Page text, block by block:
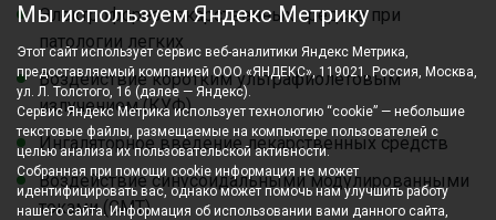
Электрофорез лекарственных средств при
патологии легких
Воздействие коротким ультрафиолетовым
излучением (КУФ)
Ингаляторное введение лекарственных средств
Воздействие синусоидальными модулированными
токами (СМТ)
Мы используем Яндекс Метрику
Этот сайт использует сервис веб-аналитики Яндекс Метрика,
предоставляемый компанией ООО «ЯНДЕКС», 119021, Россия, Москва,
ул. Л. Толстого, 16 (далее — Яндекс).
Сервис Яндекс Метрика использует технологию “cookie” — небольшие
текстовые файлы, размещаемые на компьютере пользователей с
целью анализа их пользовательской активности.
Собранная при помощи cookie информация не может
идентифицировать вас, однако может помочь нам улучшить работу
нашего сайта. Информация об использовании вами данного сайта,